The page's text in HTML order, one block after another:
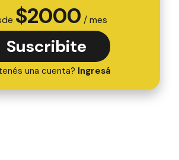
$2000 / mes
Suscribite
una cuenta? Ingresá